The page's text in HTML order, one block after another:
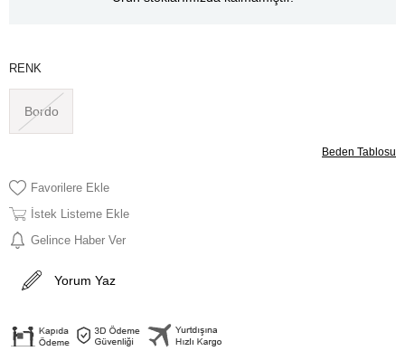
RENK
Bordo
Beden Tablosu
Favorilere Ekle
İstek Listeme Ekle
Gelince Haber Ver
Yorum Yaz